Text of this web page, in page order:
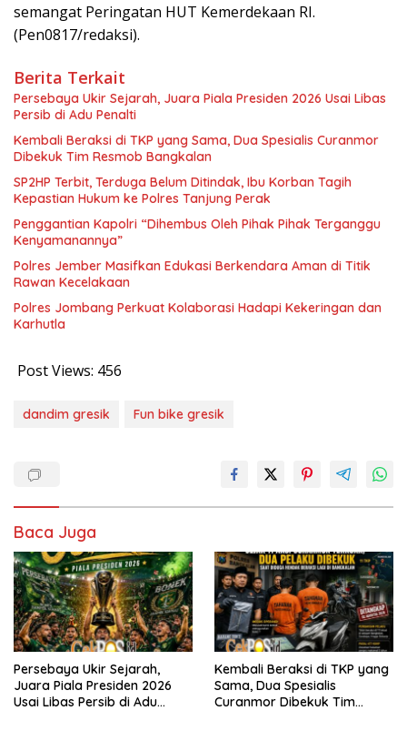
semangat Peringatan HUT Kemerdekaan RI.
(Pen0817/redaksi).
Berita Terkait
Persebaya Ukir Sejarah, Juara Piala Presiden 2026 Usai Libas
Persib di Adu Penalti
Kembali Beraksi di TKP yang Sama, Dua Spesialis Curanmor
Dibekuk Tim Resmob Bangkalan
SP2HP Terbit, Terduga Belum Ditindak, Ibu Korban Tagih
Kepastian Hukum ke Polres Tanjung Perak
Penggantian Kapolri “Dihembus Oleh Pihak Pihak Terganggu
Kenyamanannya”
Polres Jember Masifkan Edukasi Berkendara Aman di Titik
Rawan Kecelakaan
Polres Jombang Perkuat Kolaborasi Hadapi Kekeringan dan
Karhutla
Post Views: 456
dandim gresik Fun bike gresik
Baca Juga
Persebaya Ukir Sejarah,
Juara Piala Presiden 2026
Usai Libas Persib di Adu
Kembali Beraksi di TKP yang
Sama, Dua Spesialis
Curanmor Dibekuk Tim